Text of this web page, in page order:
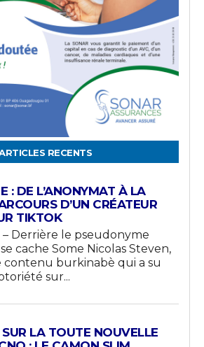
RECENTS
: DE L’ANONYMAT À LA
D’UN CRÉATEUR
TIKTOK
Derrière le pseudonyme
cache Some Nicolas Steven,
burkinabè qui a su
sur...
LA TOUTE NOUVELLE